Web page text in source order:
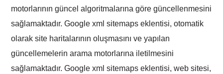
motorlarının güncel algoritmalarına göre güncellenmesini
sağlamaktadır. Google xml sitemaps eklentisi, otomatik
olarak site haritalarının oluşmasını ve yapılan
güncellemelerin arama motorlarına iletilmesini
sağlamaktadır. Google xml sitemaps eklentisi, web sitesi,